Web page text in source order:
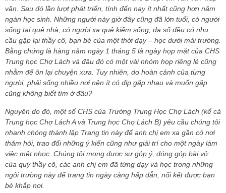
văn. Sau đó lần lượt phát triển, tính đến nay ít nhất cũng hơn năm
ngàn học sinh. Những người này giờ đây cũng đã lớn tuổi, có người
sống tại quê nhà, có người xa quê kiếm sống, đa số đều có nhu
cầu gặp lại thầy cô, bạn bè của một thời dạy – học dưới mái trường.
Bằng chứng là hàng năm ngày 1 tháng 5 là ngày họp mặt của CHS
Trung học Chợ Lách và đâu đó có một vài nhóm họp riêng lẻ cũng
nhằm để ôn lại chuyện xưa. Tuy nhiên, do hoàn cảnh của từng
người, phải sống nhiều nơi nên ít có dịp gặp nhau và muốn gặp
cũng không biết tìm ở đâu?
Nguyên do đó, một số CHS của Trường Trung Học Chợ Lách (kể cả
Trung học Chợ Lách A và Trung học Chợ Lách B) yêu cầu chúng tôi
nhanh chóng thành lập Trang tin này để anh chị em xa gần có nơi
thăm hỏi, trao đổi những ý kiến cũng như giải trí cho một ngày làm
việc mệt nhọc. Chúng tôi mong được sự góp ý, đóng góp bài vở
của quý thầy cô, các anh chị em đã từng dạy và học trong những
ngôi trường này để trang tin ngày càng hấp dẫn, nối kết được bạn
bè khắp nơi.